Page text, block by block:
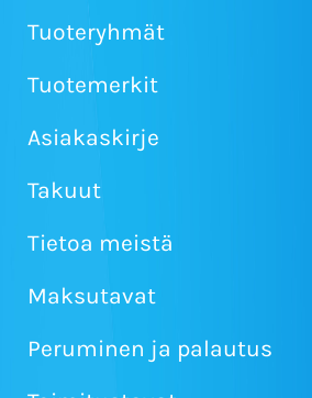
Tuoteryhmät
Tuotemerkit
Asiakaskirje
Takuut
Tietoa meistä
Maksutavat
Peruminen ja palautus